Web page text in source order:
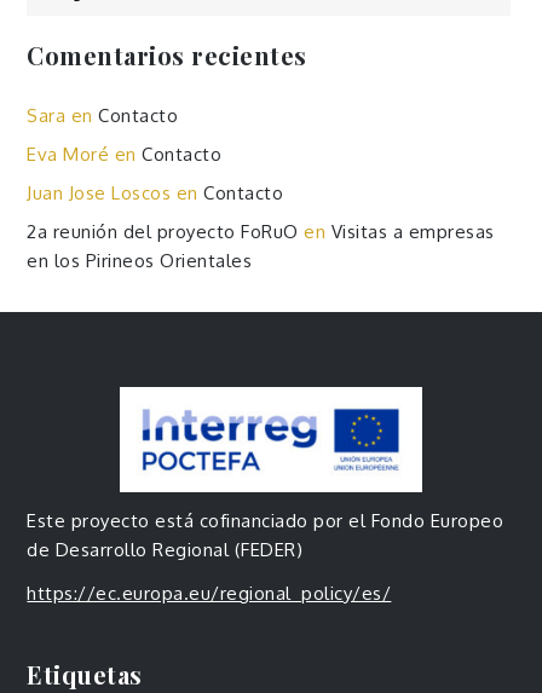
Comentarios recientes
Sara enContacto
Eva Moré enContacto
Juan Jose Loscos enContacto
2a reunión del proyecto FoRuO en Visitas a empresas
en los Pirineos Orientales
Este proyecto está cofinanciado por el Fondo Europeo
de Desarrollo Regional (FEDER)
https://ec.europa.eu/regional_policy/es/
Etiquetas